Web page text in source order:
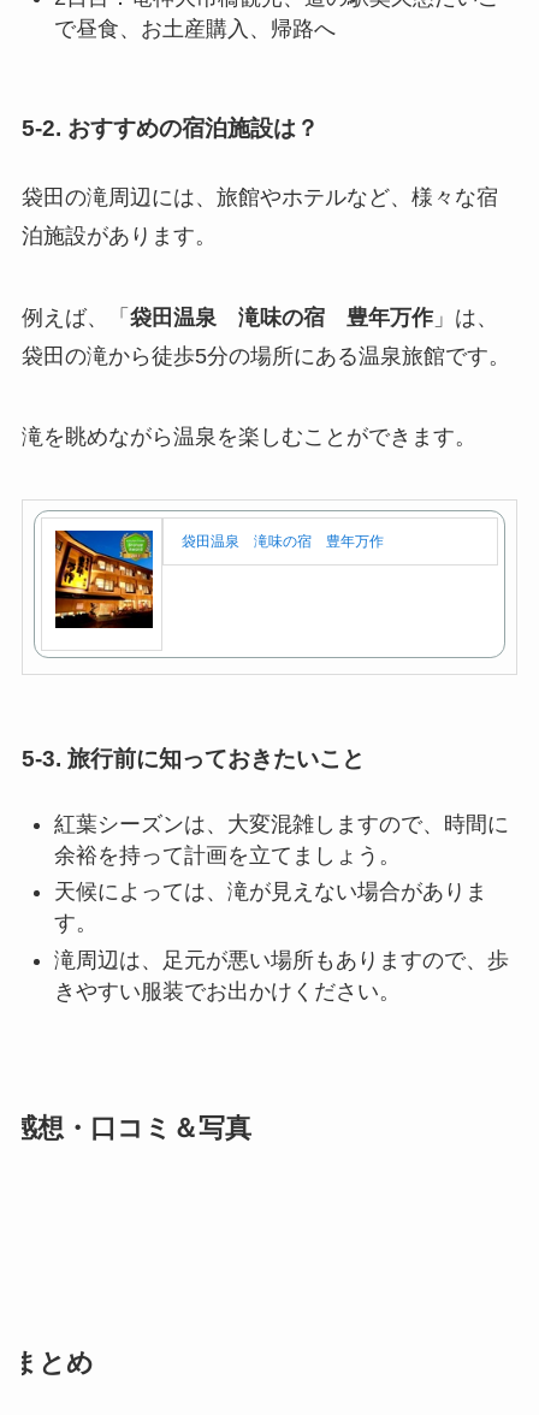
で昼食、お土産購入、帰路へ
5-2. おすすめの宿泊施設は？
袋田の滝周辺には、旅館やホテルなど、様々な宿
泊施設があります。
例えば、「 袋田温泉 滝味の宿 豊年万作」は、
袋田の滝から徒歩5分の場所にある温泉旅館です。
滝を眺めながら温泉を楽しむことができます。
袋田温泉 滝味の宿 豊年万作
5-3. 旅行前に知っておきたいこと
紅葉シーズンは、大変混雑しますので、時間に
余裕を持って計画を立てましょう。
天候によっては、滝が見えない場合がありま
す。
滝周辺は、足元が悪い場所もありますので、歩
きやすい服装でお出かけください。
感想・口コミ＆写真
まとめ